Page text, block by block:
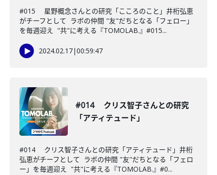
#015 星野概念さんとの研究「こころのこと」井桁弘恵
がチーフとして ラボの仲間 "友"だちとなる「フェロー」
を毎週迎え "共"に考える『TOMOLAB.』#015...
2024.02.17|00:59:47
#014 クリス智子さんとの研究
「アティテュード」
#014 クリス智子さんとの研究「アティテュード」井桁
弘恵がチーフとして ラボの仲間 "友"だちとなる「フェロ
ー」を毎週迎え "共"に考える『TOMOLAB.』#0...